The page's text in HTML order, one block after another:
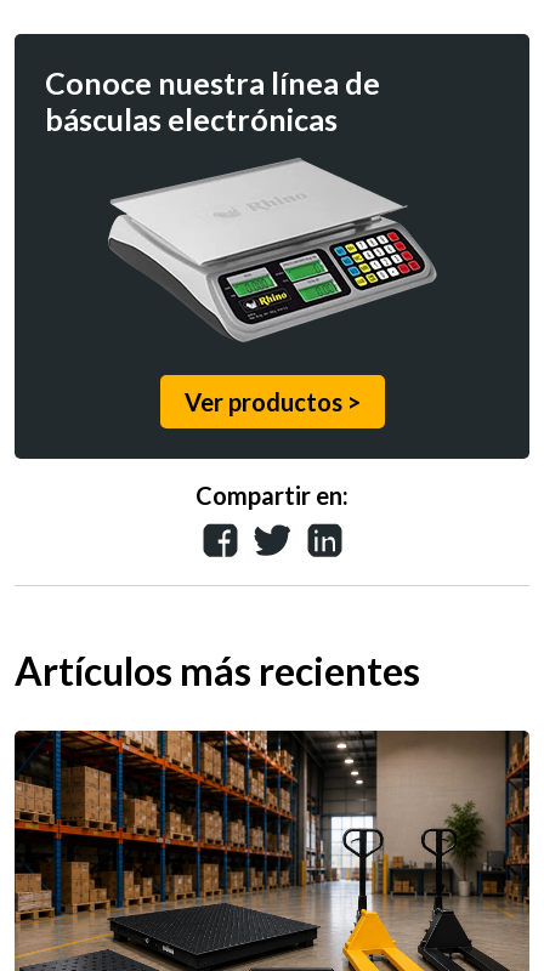
Conoce nuestra línea de
básculas electrónicas
Ver productos >
Compartir en:
Artículos más recientes